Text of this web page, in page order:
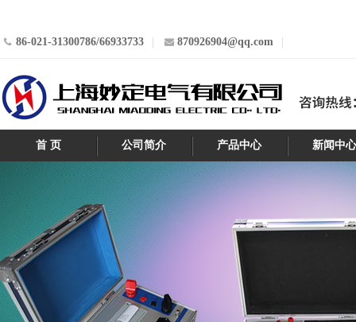
86-021-31300786/66933733 870926904@qq.com
首 页 公司简介 产品中心 新闻中